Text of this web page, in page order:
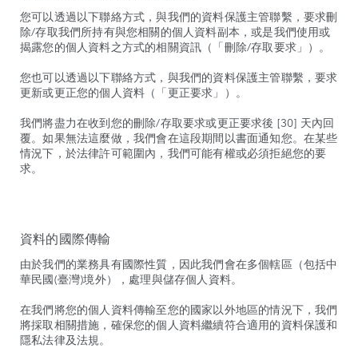
您可以透過以下聯絡方式，與我們的資料保護主管聯繫，要求刪
除/存取我們所持有與您相關的個人資料副本，或是我們使用或
揭露您的個人資料之方式的相關資訊（「刪除/存取要求」）。
您也可以透過以下聯絡方式，與我們的資料保護主管聯繫，要求
更新或更正您的個人資料（「更正要求」）。
我們將盡力在收到您的刪除/存取要求或更正要求後 [30] 天內回
覆。如果無法這麼做，我們會在這段期間以書面通知您。在某些
情況下，於法律許可範圍內，我們可能有權或必須拒絕您的要
求。
資料的國際傳輸
由於我們的業務具有國際性質，因此我們會在多個轄區（包括中
華民國(臺灣)境外），處理與儲存個人資料。
在我們將您的個人資料傳輸至您的國家以外地區的情況下，我們
將採取相關措施，確保您的個人資料繼續符合適用的資料保護和
隱私法律及法規。